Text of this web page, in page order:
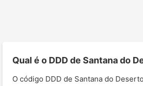
Qual é o DDD de Santana do
O código DDD de Santana do